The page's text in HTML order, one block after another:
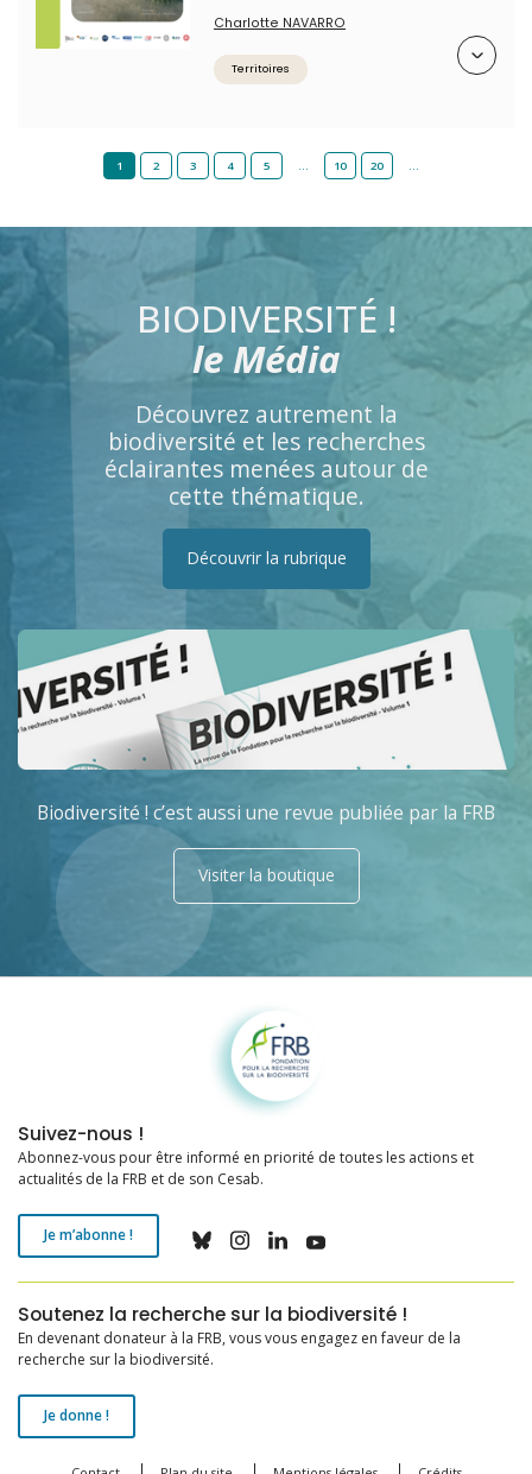
Charlotte NAVARRO
Territoires
1 2 3 4 5 … 10 20 …
BIODIVERSITÉ !
le Média
Découvrez autrement la
biodiversité et les recherches
éclairantes menées autour de
cette thématique.
Découvrir la rubrique
Biodiversité ! c’est aussi une revue publiée par la FRB
Visiter la boutique
Fondation pour la recherche sur la biodiversité
Suivez-nous !
Abonnez-vous pour être informé en priorité de toutes les actions et
actualités de la FRB et de son Cesab.
Je m’abonne !
Soutenez la recherche sur la biodiversité !
En devenant donateur à la FRB, vous vous engagez en faveur de la
recherche sur la biodiversité.
Je donne !